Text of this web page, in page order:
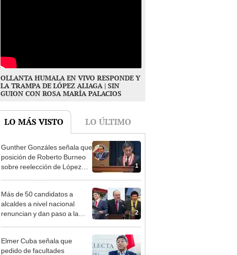
OLLANTA HUMALA EN VIVO RESPONDE Y
LA TRAMPA DE LÓPEZ ALIAGA | SIN
GUION CON ROSA MARÍA PALACIOS
LO MÁS VISTO LO ÚLTIMO
1
Gunther Gonzáles señala que
posición de Roberto Burneo
sobre reelección de López
2
Más de 50 candidatos a
alcaldes a nivel nacional
renuncian y dan paso a la
Elmer Cuba señala que
pedido de facultades